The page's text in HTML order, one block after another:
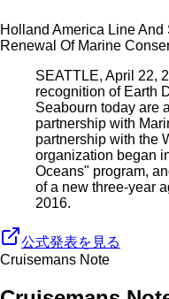
Holland America Line
Renewal Of Marine
SEATTLE, April 22,
recognition of Earth
Seabourn today are
partnership with
partnership with the
organization began
Oceans" program,
of a new three-year
2016.
公式発表を見る
Cruisemans Note